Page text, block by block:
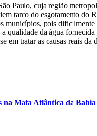
Paulo, cuja região
tanto do esgotamento do
municípios, pois
qualidade da água
em tratar as causas reais da
na Mata Atlântica da Bahia